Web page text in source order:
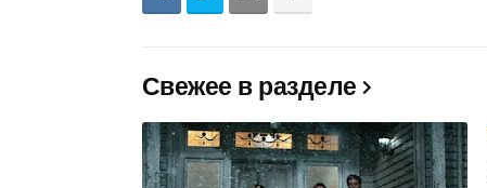
Свежее в разделе